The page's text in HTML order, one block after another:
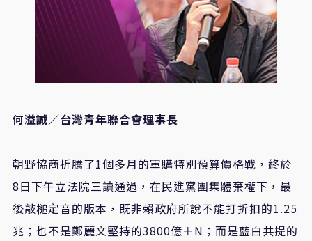
何溢誠／台灣青年聯合會理事長
朝野協商折騰了1個多月的軍購特別預算價格戰，終於
8日下午立法院三讀通過，在民進黨團集體棄權下，最
後敲槌定音的版本，既非賴政府所說不能打折扣的1.25
兆；也不是鄭麗文堅持的3800億＋N；而是藍白共提的